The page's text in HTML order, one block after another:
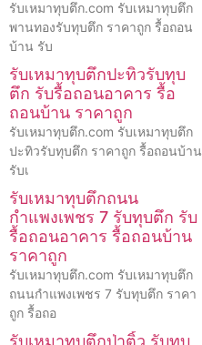
รับเหมาทุบตึก.com รับเหมาทุบตึก
พานทองรับทุบตึก ราคาถูก รื้อถอน
บ้าน รับ
รับเหมาทุบตึกปะทิวรับทุบ
ตึก รับรื้อถอนอาคาร รื้อ
ถอนบ้าน ราคาถูก
รับเหมาทุบตึก.com รับเหมาทุบตึก
ปะทิวรับทุบตึก ราคาถูก รื้อถอนบ้าน
รับเ
รับเหมาทุบตึกถนน
กำแพงเพชร 7 รับทุบตึก รับ
รื้อถอนอาคาร รื้อถอนบ้าน
ราคาถูก
รับเหมาทุบตึก.com รับเหมาทุบตึก
ถนนกำแพงเพชร 7 รับทุบตึก ราคา
ถูก รื้อถอ
รับเหมาทุบตึกป่าติ้ว รับทุบ